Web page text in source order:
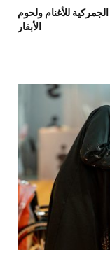
للأغنام ولحوم
الأبقار